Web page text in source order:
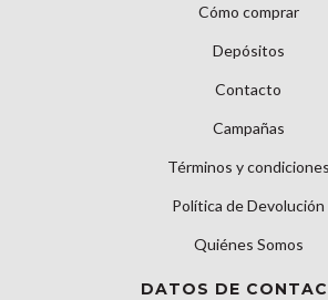
Cómo comprar
Depósitos
Contacto
Campañas
Términos y condiciones
Política de Devolución
Quiénes Somos
DATOS DE